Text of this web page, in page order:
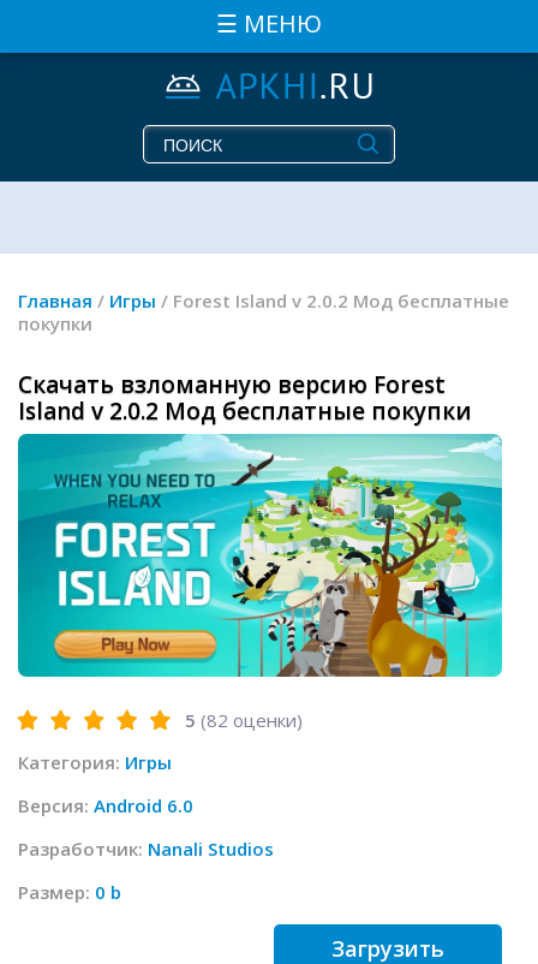
☰ МЕНЮ
Главная / Игры / Forest Island v 2.0.2 Мод бесплатные
покупки
Скачать взломанную версию Forest
Island v 2.0.2 Мод бесплатные покупки
5 (82 оценки)
Категория: Игры
Версия: Android 6.0
Разработчик: Nanali Studios
Размер: 0 b
Загрузить